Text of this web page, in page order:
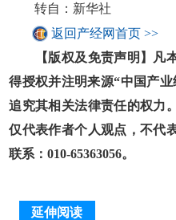
转自：新华社
返回产经网首页 >>
【版权及免责声明】凡本
得授权并注明来源“中国产
追究其相关法律责任的权力
仅代表作者个人观点，不代
联系：010-65363056。
延伸阅读